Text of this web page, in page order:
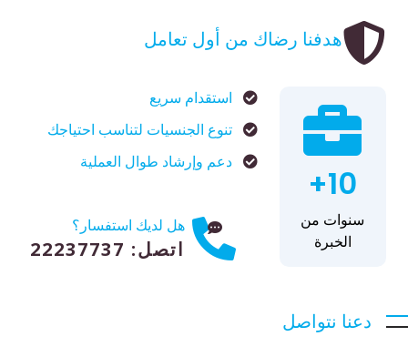
هدفنا رضاك من أول تعامل
10+
سنوات من
الخبرة
استقدام سريع
تنوع الجنسيات لتناسب احتياجك
دعم وإرشاد طوال العملية
هل لديك استفسار؟
اتصل: 22237737
دعنا نتواصل